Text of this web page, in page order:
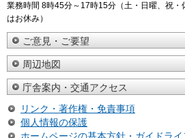
業務時間 8時45分～17時15分（土・日曜、祝・
はお休み）
ご意見・ご要望
周辺地図
庁舎案内・交通アクセス
リンク・著作権・免責事項
個人情報の保護